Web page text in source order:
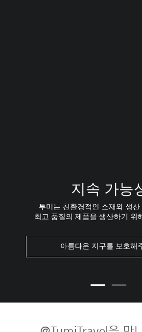
지속 가능
투미는 친환경적인 소재와 생산
최고 품질의 제품을 생산하기 위
아름다운 지구를 보호해